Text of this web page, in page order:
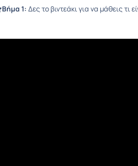
Βήμα 1: Δες το βιντεάκι για να μάθεις τι